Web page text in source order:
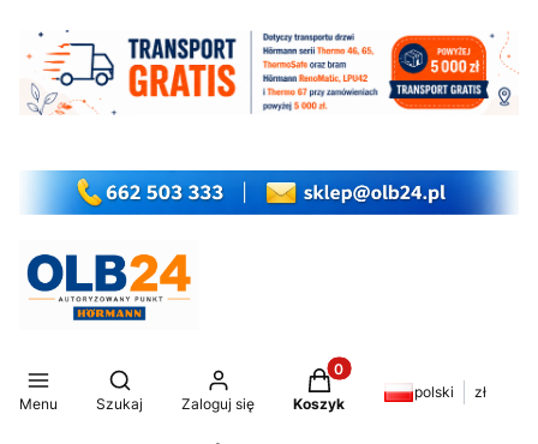
Menu
Otwórz wyszukiwarkę
Szukaj Zaloguj się
Produkty w koszyku: 0.
Koszyk
polski zł